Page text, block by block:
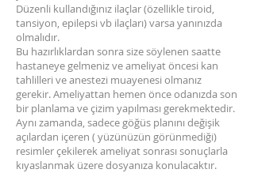
Düzenli kullandığınız ilaçlar (özellikle tiroid,
tansiyon, epilepsi vb ilaçları) varsa yanınızda
olmalıdır.
Bu hazırlıklardan sonra size söylenen saatte
hastaneye gelmeniz ve ameliyat öncesi kan
tahlilleri ve anestezi muayenesi olmanız
gerekir. Ameliyattan hemen önce odanızda son
bir planlama ve çizim yapılması gerekmektedir.
Aynı zamanda, sadece göğüs planını değişik
açılardan içeren ( yüzünüzün görünmediği)
resimler çekilerek ameliyat sonrası sonuçlarla
kıyaslanmak üzere dosyanıza konulacaktır.